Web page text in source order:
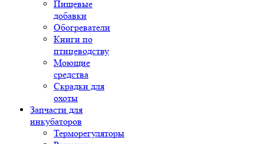
Пищевые
добавки
Обогреватели
Книги по
птицеводству
Моющие
средства
Скрадки для
охоты
Запчасти для
инкубаторов
Терморегуляторы